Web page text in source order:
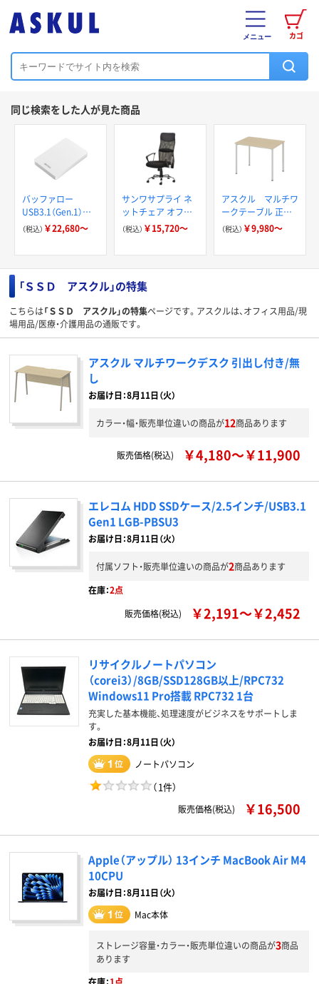
カゴ
メニュー
同じ検索をした人が見た商品
バッファロー
USB3.1（Gen.1）対
応 耐衝撃ポータブ
（税込） ￥22,680～
サンワサプライ ネ
ットチェア オフィ
スチェア 肘付 ブラ
（税込） ￥15,720～
アスクル マルチワ
ークテーブル 正方
形/台形/円形/長方
（税込） ￥9,980～
「ＳＳＤ アスクル」の特集
こちらは「ＳＳＤ アスクル」の特集ページです。アスクルは、オフィス用品/現
場用品/医療・介護用品の通販です。
アスクル マルチワークデスク 引出し付き/無
し
お届け日：8月11日（火）
カラー・幅・販売単位違いの商品が12商品あります
販売価格(税込) ￥4,180～￥11,900
エレコム HDD SSDケース/2.5インチ/USB3.1
Gen1 LGB-PBSU3
お届け日：8月11日（火）
付属ソフト・販売単位違いの商品が2商品あります
在庫：2点
販売価格(税込)
￥2,191～￥2,452
リサイクルノートパソコン
（corei3）/8GB/SSD128GB以上/RPC732
Windows11 Pro搭載 RPC732 1台
充実した基本機能、処理速度がビジネスをサポートしま
す。
お届け日：8月11日（火）
ノートパソコン
（1件）
販売価格(税込) ￥16,500
Apple（アップル） 13インチ MacBook Air M4
10CPU
お届け日：8月11日（火）
Mac本体
ストレージ容量・カラー・販売単位違いの商品が3商品
あります
在庫：1点